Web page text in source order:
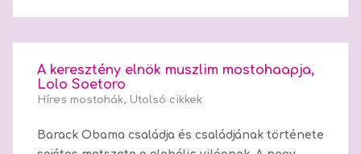
A keresztény elnök muszlim mostohaapja,
Lolo Soetoro
Híres mostohák, Utolsó cikkek
Barack Obama családja és családjának története